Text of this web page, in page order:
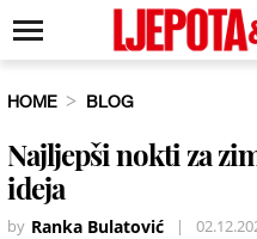
HOME BLOG
Najljepši nokti za
ideja
by Ranka Bulatović |